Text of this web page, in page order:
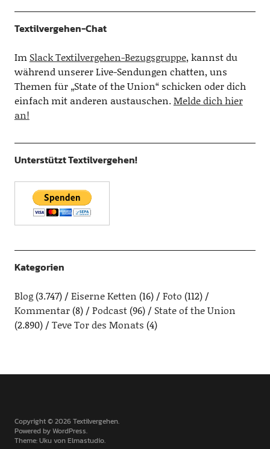
Textilvergehen-Chat
Im Slack Textilvergehen-Bezugsgruppe, kannst du
während unserer Live-Sendungen chatten, uns
Themen für „State of the Union“ schicken oder dich
einfach mit anderen austauschen.Melde dich hier
an!
Unterstützt Textilvergehen!
Kategorien
Blog(3.747) Eiserne Ketten (16) Foto (112)
Kommentar(8) Podcast(96)
State of the Union
(2.890)
Teve Tor des Monats (4)
Copyright © 2026 Textilvergehen
Powered byWordPress
Theme: Uku vonElmastudio